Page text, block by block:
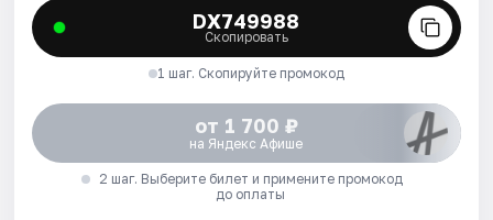
DX749988
Скопировать
1 шаг. Скопируйте промокод
от 1 700 ₽
на Яндекс Афише
2 шаг. Выберите билет и примените промокод
до оплаты